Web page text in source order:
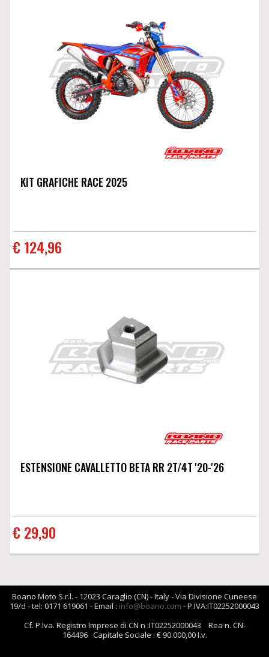
KIT GRAFICHE RACE 2025
€ 124,96
ESTENSIONE CAVALLETTO BETA RR 2T/4T '20-'26
€ 29,90
Boano Moto S.r.l. - 12023 Caraglio (CN) - Italy - Via Divisione Cuneese
19/d - tel: 0171 619061 - Email : info@boano.com - P.IVA:IT02252000043
Cf. P.Iva. Registro Imprese di CN n :IT02252000043 Rea n. CN-
164496 Capitale Sociale : € 90.000,00 I.v.